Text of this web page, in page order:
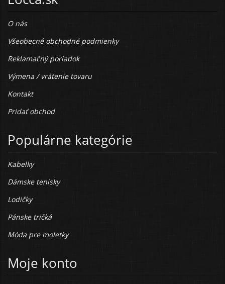
O nás
Všeobecné obchodné podmienky
Reklamačný poriadok
Výmena / vrátenie tovaru
Kontakt
Pridať obchod
Populárne kategórie
Kabelky
Dámske tenisky
Lodičky
Pánske tričká
Móda pre moletky
Moje konto